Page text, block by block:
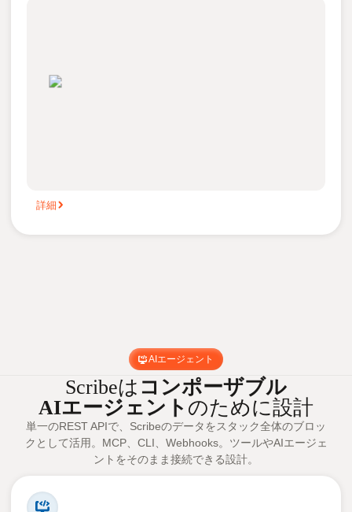
詳細
AIエージェント
Scribeは コンポーザブル
AIエージェント のために設計
単一のREST APIで、Scribeのデータをスタック全体のブロッ
クとして活用。MCP、CLI、Webhooks。ツールやAIエージェ
ントをそのまま接続できる設計。